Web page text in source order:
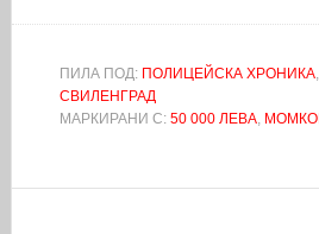
ПИЛА ПОД: ПОЛИЦЕЙСКА ХРОНИКА,
СВИЛЕНГРАД
МАРКИРАНИ С: 50 000 ЛЕВА,